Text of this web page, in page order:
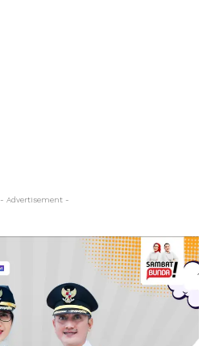
- Advertisement -